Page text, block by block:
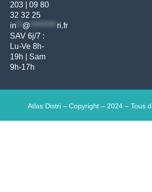
203
09 80
32 32 25
in
@ ********* ri.fr
SAV 6j/7 :
Lu-Ve 8h-
19h | Sam
9h-17h
Atlas Distri – Copyright – 2024 – Tous